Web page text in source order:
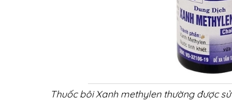
Thuốc bôi Xanh methylen thường được